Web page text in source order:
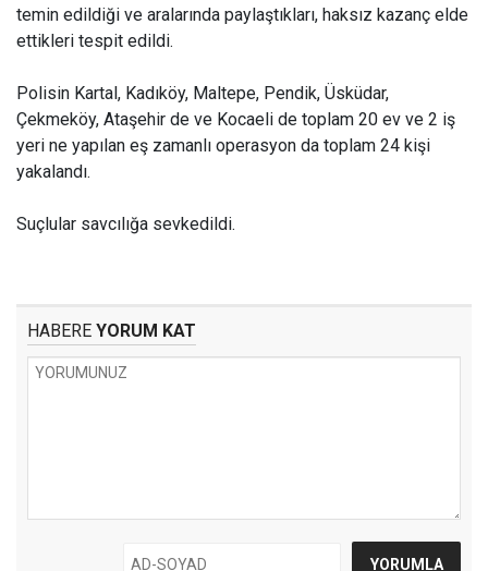
temin edildiği ve aralarında paylaştıkları, haksız kazanç elde
ettikleri tespit edildi.
Polisin Kartal, Kadıköy, Maltepe, Pendik, Üsküdar,
Çekmeköy, Ataşehir de ve Kocaeli de toplam 20 ev ve 2 iş
yeri ne yapılan eş zamanlı operasyon da toplam 24 kişi
yakalandı.
Suçlular savcılığa sevkedildi.
HABERE YORUM KAT